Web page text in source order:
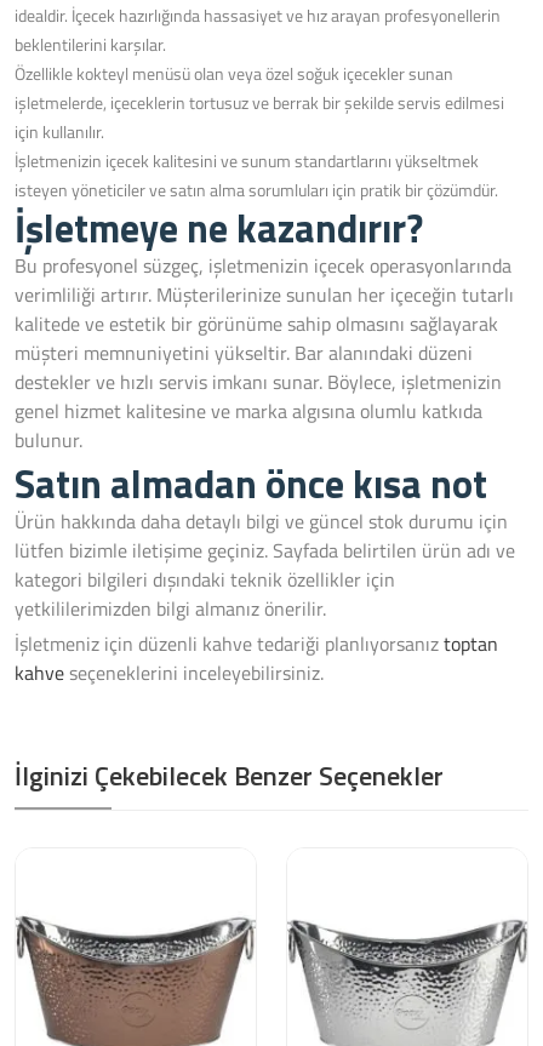
idealdir. İçecek hazırlığında hassasiyet ve hız arayan profesyonellerin
beklentilerini karşılar.
Özellikle kokteyl menüsü olan veya özel soğuk içecekler sunan
işletmelerde, içeceklerin tortusuz ve berrak bir şekilde servis edilmesi
için kullanılır.
İşletmenizin içecek kalitesini ve sunum standartlarını yükseltmek
isteyen yöneticiler ve satın alma sorumluları için pratik bir çözümdür.
İşletmeye ne kazandırır?
Bu profesyonel süzgeç, işletmenizin içecek operasyonlarında
verimliliği artırır. Müşterilerinize sunulan her içeceğin tutarlı
kalitede ve estetik bir görünüme sahip olmasını sağlayarak
müşteri memnuniyetini yükseltir. Bar alanındaki düzeni
destekler ve hızlı servis imkanı sunar. Böylece, işletmenizin
genel hizmet kalitesine ve marka algısına olumlu katkıda
bulunur.
Satın almadan önce kısa not
Ürün hakkında daha detaylı bilgi ve güncel stok durumu için
lütfen bizimle iletişime geçiniz. Sayfada belirtilen ürün adı ve
kategori bilgileri dışındaki teknik özellikler için
yetkililerimizden bilgi almanız önerilir.
İşletmeniz için düzenli kahve tedariği planlıyorsanıztoptan
kahveseçeneklerini inceleyebilirsiniz.
İlginizi Çekebilecek Benzer Seçenekler